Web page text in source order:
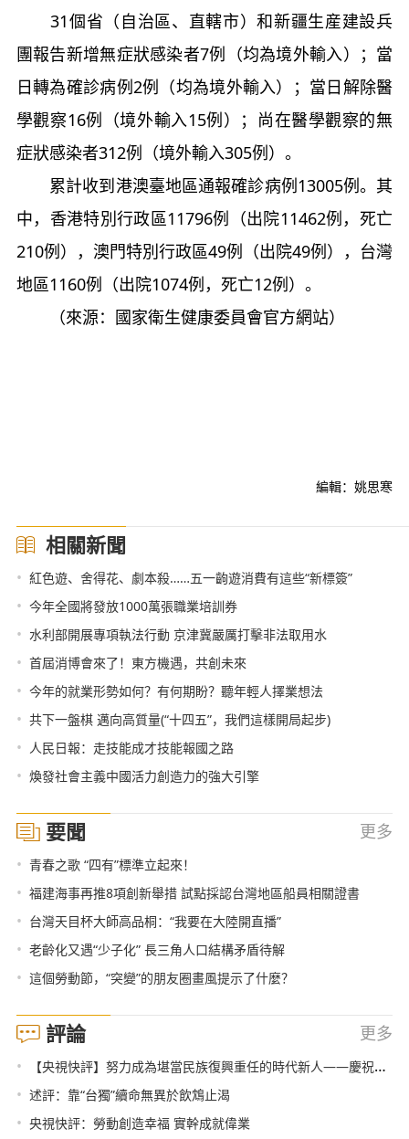
31個省（自治區、直轄市）和新疆生産建設兵
團報告新增無症狀感染者7例（均為境外輸入）；當
日轉為確診病例2例（均為境外輸入）；當日解除醫
學觀察16例（境外輸入15例）；尚在醫學觀察的無
症狀感染者312例（境外輸入305例）。
累計收到港澳臺地區通報確診病例13005例。其
中，香港特別行政區11796例（出院11462例，死亡
210例），澳門特別行政區49例（出院49例），台灣
地區1160例（出院1074例，死亡12例）。
（來源：國家衛生健康委員會官方網站）
編輯：姚思寒
相關新聞
• 紅色遊、舍得花、劇本殺……五一齣遊消費有這些“新標簽”
• 今年全國將發放1000萬張職業培訓券
• 水利部開展專項執法行動 京津冀嚴厲打擊非法取用水
• 首屆消博會來了！東方機遇，共創未來
• 今年的就業形勢如何？有何期盼？聽年輕人擇業想法
• 共下一盤棋 邁向高質量(“十四五”，我們這樣開局起步)
• 人民日報：走技能成才技能報國之路
• 煥發社會主義中國活力創造力的強大引擎
要聞 更多
• 青春之歌 “四有”標準立起來！
• 福建海事再推8項創新舉措 試點採認台灣地區船員相關證書
• 台灣天目杯大師高品桐：“我要在大陸開直播”
• 老齡化又遇“少子化” 長三角人口結構矛盾待解
• 這個勞動節，“突變”的朋友圈畫風提示了什麼？
評論 更多
• 【央視快評】努力成為堪當民族復興重任的時代新人——慶祝五四青年節
• 述評：靠“台獨”續命無異於飲鴆止渴
• 央視快評：勞動創造幸福 實幹成就偉業